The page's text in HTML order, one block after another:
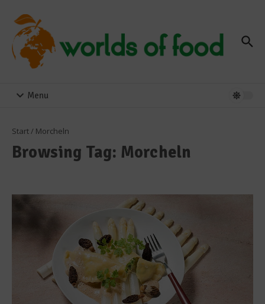
Menu
Start/ Morcheln
Browsing Tag: Morcheln